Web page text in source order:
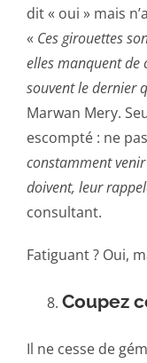
dit « oui » mais
« Ces girouettes
elles manquent de
souvent le dernier
Marwan Mery.
escompté : ne
constamment venir
doivent, leur
consultant.
Fatiguant ? Oui,
Coupez
Il ne cesse de